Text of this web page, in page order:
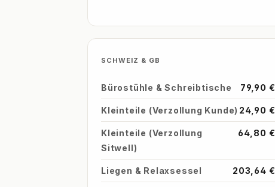
SCHWEIZ & GB
Bürostühle & Schreibtische 79,90 €
Kleinteile (Verzollung Kunde) 24,90 €
Kleinteile (Verzollung
Sitwell)
64,80 €
Liegen & Relaxsessel 203,64 €